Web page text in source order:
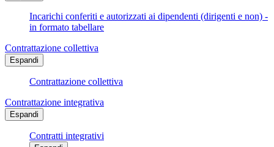
Incarichi conferiti e autorizzati ai dipendenti (dirigenti e non) -
in formato tabellare
Contrattazione collettiva
Espandi
Contrattazione collettiva
Contrattazione integrativa
Espandi
Contratti integrativi